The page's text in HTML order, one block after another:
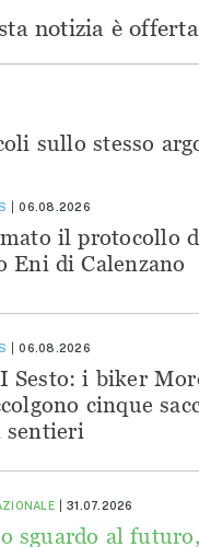
notizia è
sullo stesso
06.08.2026
il protocollo
Eni di Calenzano
06.08.2026
Sesto: i biker
cinque
sentieri
31.07.2026
sguardo al